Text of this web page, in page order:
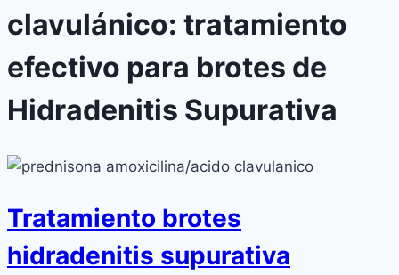
clavulánico: tratamiento
efectivo para brotes de
Hidradenitis Supurativa
Tratamiento brotes
hidradenitis supurativa